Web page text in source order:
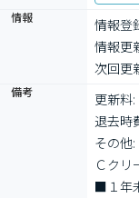
情報
情報登
情報更
次回更
備考
更新料:
退去時
その他
Ｃクリ
■１年